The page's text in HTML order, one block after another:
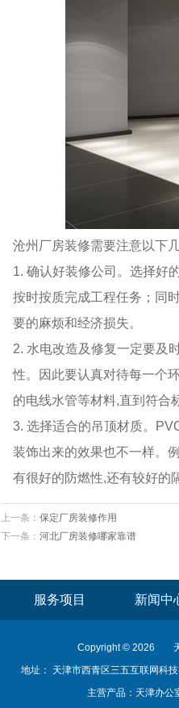
沧州厂房装修需要注意以下几
1. 确认好装修公司。选择好
按时按质完成工程任务；同
要的麻烦和经济损失。
2. 水电改造及修复一定要及
性。因此要认真对待每一个
的电线水管等材料,直到符合
3. 选择适合的吊顶材质。
装饰出来的效果也不一样。
有很好的防燃性,还有较好的
上一条： 保定厂房装修作用
下一条： 河北厂房装修哪家靠谱
服务项目 新闻中
Copyright © 2026
地址： 天津市西青区三五互联网科
主营产品：天津办公